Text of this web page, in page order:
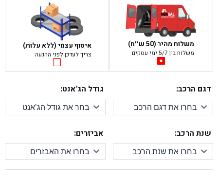
משלוח מהיר (50 ש׳׳ח)
משלוח בין 5/7 ימי עסקים
איסוף עצמי (ללא עלות)
צריך לעדכן לפני ההגעה
דגם הרכב: גודל הג'אנט:
שנת הרכב: אביזרים: